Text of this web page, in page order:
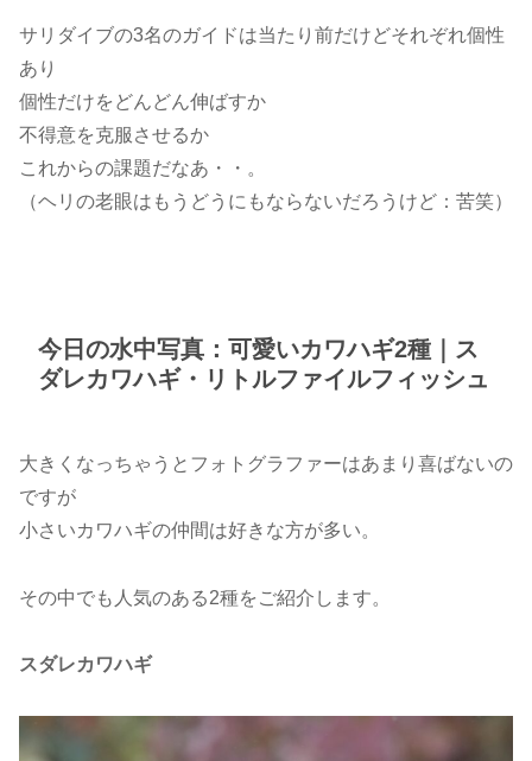
サリダイブの3名のガイドは当たり前だけどそれぞれ個性
あり
個性だけをどんどん伸ばすか
不得意を克服させるか
これからの課題だなあ・・。
（ヘリの老眼はもうどうにもならないだろうけど：苦笑）
今日の水中写真：可愛いカワハギ2種｜ス
ダレカワハギ・リトルファイルフィッシュ
大きくなっちゃうとフォトグラファーはあまり喜ばないの
ですが
小さいカワハギの仲間は好きな方が多い。
その中でも人気のある2種をご紹介します。
スダレカワハギ